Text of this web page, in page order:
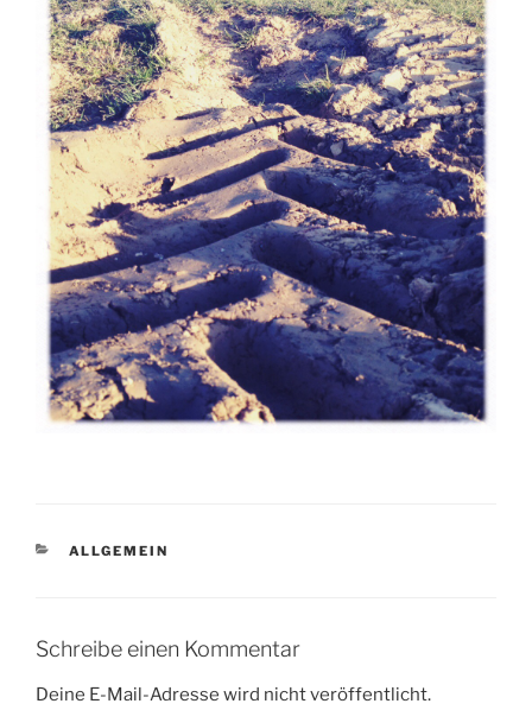
KATEGORIEN
ALLGEMEIN
Schreibe einen Kommentar
Deine E-Mail-Adresse wird nicht veröffentlicht.